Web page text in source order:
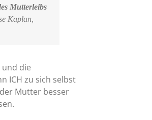
Mutterleibs
Kaplan,
und die
ICH zu sich selbst
Mutter besser